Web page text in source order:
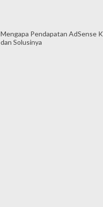
Mengapa Pendapatan AdSense
dan Solusinya